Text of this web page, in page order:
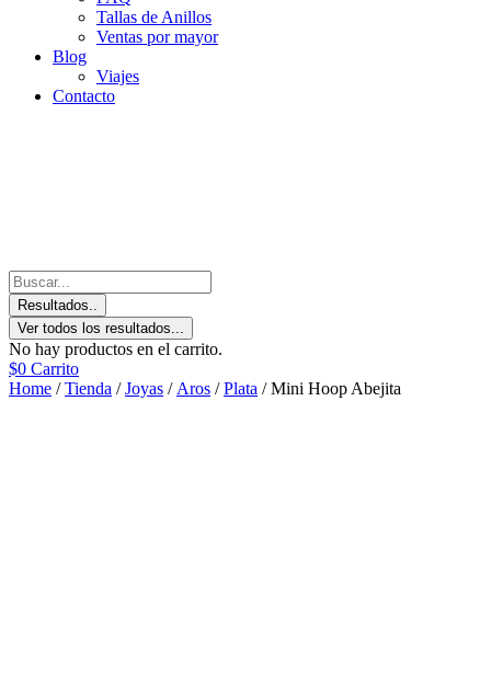
Tallas de Anillos
Ventas por mayor
Blog
Viajes
Contacto
Resultados..
Ver todos los resultados...
No hay productos en el carrito.
$0 Carrito
Home /Tienda /Joyas / Aros /Plata / Mini Hoop Abejita